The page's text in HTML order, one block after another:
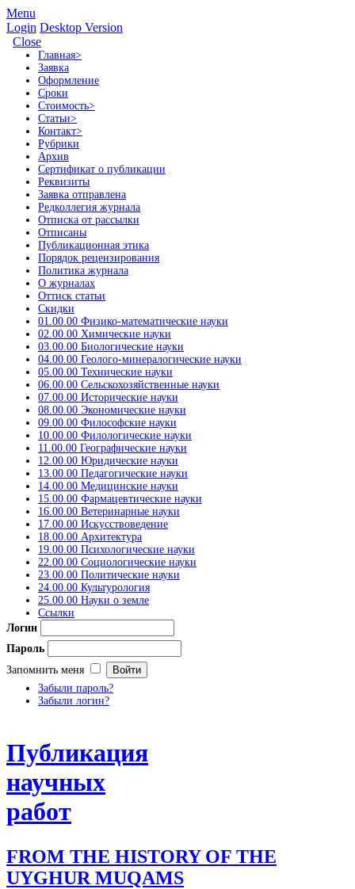
Menu
Login Desktop Version
Close
Главная>
Заявка
Оформление
Сроки
Стоимость>
Статьи>
Контакт>
Рубрики
Архив
Сертификат о публикации
Реквизиты
Заявка отправлена
Редколлегия журнала
Отписка от рассылки
Отписаны
Публикационная этика
Порядок рецензирования
Политика журнала
О журналах
Оттиск статьи
Скидки
01.00.00 Физико-математические науки
02.00.00 Химические науки
03.00.00 Биологические науки
04.00.00 Геолого-минералогические науки
05.00.00 Технические науки
06.00.00 Сельскохозяйственные науки
07.00.00 Исторические науки
08.00.00 Экономические науки
09.00.00 Философские науки
10.00.00 Филологические науки
11.00.00 Географические науки
12.00.00 Юридические науки
13.00.00 Педагогические науки
14.00.00 Медицинские науки
15.00.00 Фармацевтические науки
16.00.00 Ветеринарные науки
17.00.00 Искусствоведение
18.00.00 Архитектура
19.00.00 Психологические науки
22.00.00 Социологические науки
23.00.00 Политические науки
24.00.00 Культурология
25.00.00 Науки о земле
Ссылки
Логин
Пароль
Запомнить меня
Забыли пароль?
Забыли логин?
Публикация
научных
работ
FROM THE HISTORY OF THE
UYGHUR MUQAMS